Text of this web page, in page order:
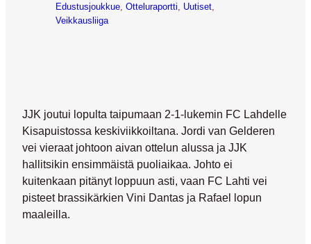
Edustusjoukkue Otteluraportti Uutiset
Veikkausliiga
JJK joutui lopulta taipumaan 2-1-lukemin FC Lahdelle
Kisapuistossa keskiviikkoiltana. Jordi van Gelderen
vei vieraat johtoon aivan ottelun alussa ja JJK
hallitsikin ensimmäistä puoliaikaa. Johto ei
kuitenkaan pitänyt loppuun asti, vaan FC Lahti vei
pisteet brassikärkien Vini Dantas ja Rafael lopun
maaleilla.